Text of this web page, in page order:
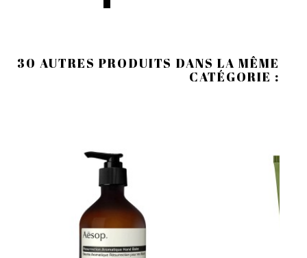
30 AUTRES PRODUITS DANS LA MÊME
CATÉGORIE :